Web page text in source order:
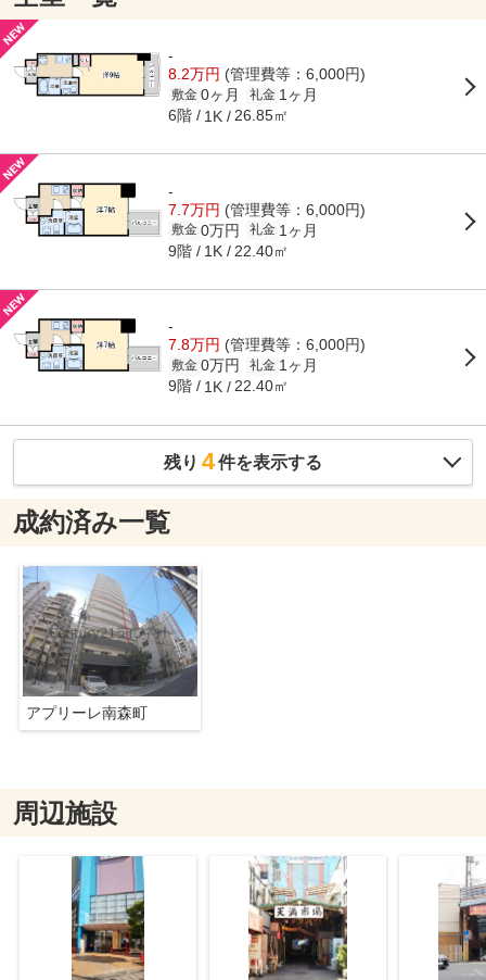
-
8.2万円 (管理費等：6,000円)
敷金 0ヶ月 礼金 1ヶ月
6階 1K 26.85㎡
-
7.7万円 (管理費等：6,000円)
敷金 0万円 礼金 1ヶ月
9階 1K 22.40㎡
-
7.8万円 (管理費等：6,000円)
敷金 0万円 礼金 1ヶ月
9階 1K 22.40㎡
残り 4件を表示する
成約済み一覧
アプリーレ南森町
周辺施設